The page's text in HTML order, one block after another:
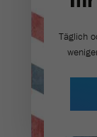
Täglich